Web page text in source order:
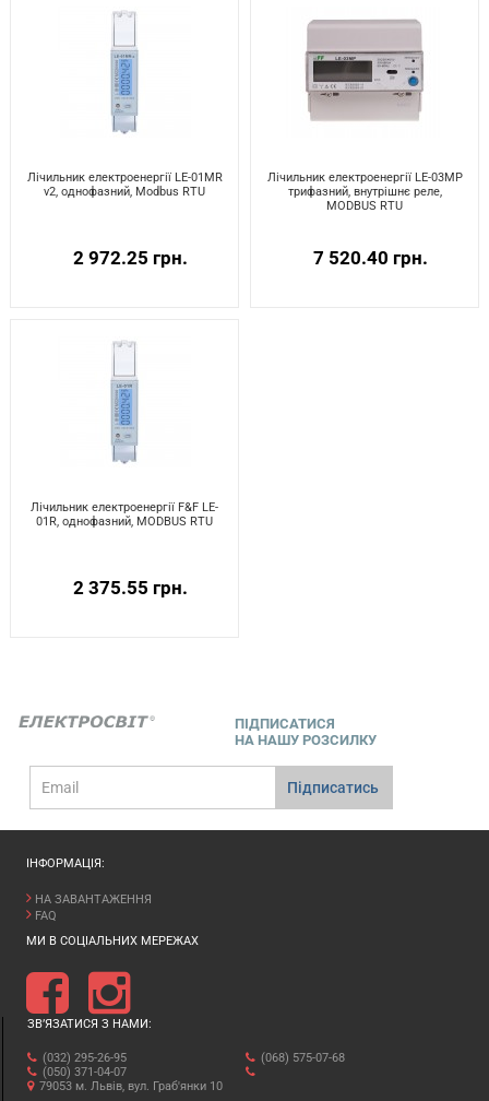
Лічильник електроенергії LE-01MR
v2, однофазний, Modbus RTU
2 972.25 грн.
Лічильник електроенергії LE-03MP
трифазний, внутрішнє реле,
MODBUS RTU
7 520.40 грн.
Лічильник електроенергії F&F LE-
01R, однофазний, MODBUS RTU
2 375.55 грн.
ПІДПИСАТИСЯ
НА НАШУ РОЗСИЛКУ
mail
Підписатись
ІНФОРМАЦІЯ:
НА ЗАВАНТАЖЕННЯ
FAQ
МИ В СОЦІАЛЬНИХ МЕРЕЖАХ
ЗВ’ЯЗАТИСЯ З НАМИ:
(032) 295-26-95
(050) 371-04-07
(068) 575-07-68
79053 м. Львів, вул. Граб'янки 10